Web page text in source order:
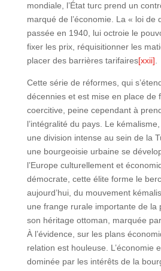
mondiale, l’État turc prend un
marqué de l’économie. La « loi de
passée en 1940, lui octroie le
fixer les prix, réquisitionner les
placer des barrières tarifaires[xxii]
Cette série de réformes, qui
décennies et est mise en place de
coercitive, peine cependant à
l’intégralité du pays. Le
une division intense au sein de la
une bourgeoisie urbaine se
l’Europe culturellement et
démocrate, cette élite forme le
aujourd’hui, du mouvement
une frange rurale importante de la
son héritage ottoman, marquée par
À l’évidence, sur les plans
relation est houleuse. L’économie
dominée par les intérêts de la